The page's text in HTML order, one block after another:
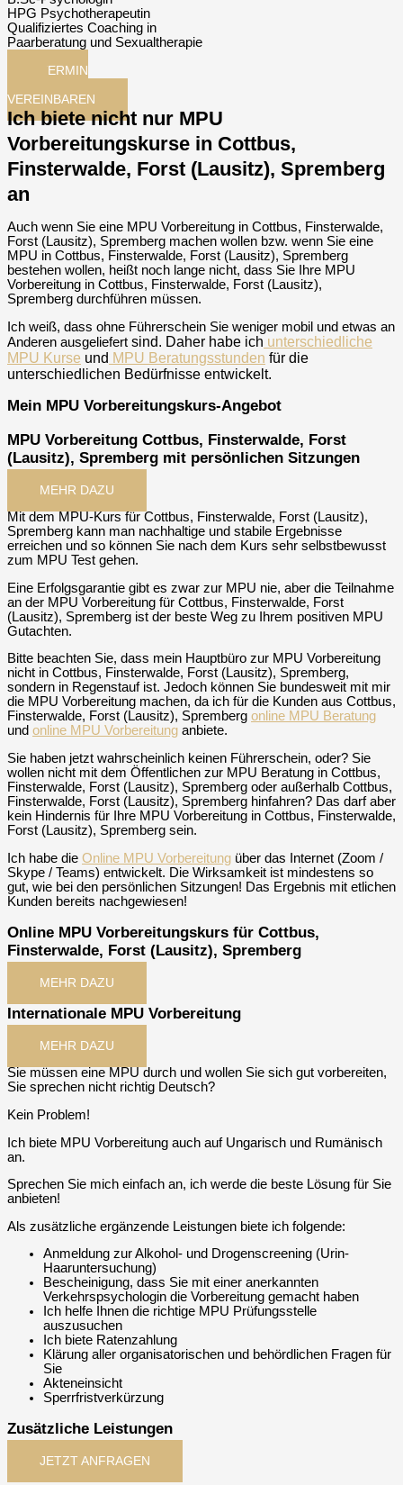
HPG Psychotherapeutin
Qualifiziertes Coaching in
Paarberatung und Sexualtherapie
TERMIN
VEREINBAREN
Ich biete nicht nur MPU
Vorbereitungskurse in Cottbus,
Finsterwalde, Forst (Lausitz), Spremberg
an
Auch wenn Sie eine MPU Vorbereitung in Cottbus, Finsterwalde,
Forst (Lausitz), Spremberg machen wollen bzw. wenn Sie eine
MPU in Cottbus, Finsterwalde, Forst (Lausitz), Spremberg
bestehen wollen, heißt noch lange nicht, dass Sie Ihre MPU
Vorbereitung in Cottbus, Finsterwalde, Forst (Lausitz),
Spremberg durchführen müssen.
Ich weiß, dass ohne Führerschein Sie weniger mobil und etwas an
Anderen ausgeliefert sind. Daher habe ich unterschiedliche
MPU Kurse und MPU Beratungsstunden für die
unterschiedlichen Bedürfnisse entwickelt.
Mein MPU Vorbereitungskurs-Angebot
MPU Vorbereitung Cottbus, Finsterwalde, Forst
(Lausitz), Spremberg mit persönlichen Sitzungen
MEHR DAZU
Mit dem MPU-Kurs für Cottbus, Finsterwalde, Forst (Lausitz),
Spremberg kann man nachhaltige und stabile Ergebnisse
erreichen und so können Sie nach dem Kurs sehr selbstbewusst
zum MPU Test gehen.
Eine Erfolgsgarantie gibt es zwar zur MPU nie, aber die Teilnahme
an der MPU Vorbereitung für Cottbus, Finsterwalde, Forst
(Lausitz), Spremberg ist der beste Weg zu Ihrem positiven MPU
Gutachten.
Bitte beachten Sie, dass mein Hauptbüro zur MPU Vorbereitung
nicht in Cottbus, Finsterwalde, Forst (Lausitz), Spremberg,
sondern in Regenstauf ist. Jedoch können Sie bundesweit mit mir
die MPU Vorbereitung machen, da ich für die Kunden aus Cottbus,
Finsterwalde, Forst (Lausitz), Spremberg online MPU Beratung
und online MPU Vorbereitung anbiete.
Sie haben jetzt wahrscheinlich keinen Führerschein, oder? Sie
wollen nicht mit dem Öffentlichen zur MPU Beratung in Cottbus,
Finsterwalde, Forst (Lausitz), Spremberg oder außerhalb Cottbus,
Finsterwalde, Forst (Lausitz), Spremberg hinfahren? Das darf aber
kein Hindernis für Ihre MPU Vorbereitung in Cottbus, Finsterwalde,
Forst (Lausitz), Spremberg sein.
Ich habe die Online MPU Vorbereitung über das Internet (Zoom /
Skype / Teams) entwickelt. Die Wirksamkeit ist mindestens so
gut, wie bei den persönlichen Sitzungen! Das Ergebnis mit etlichen
Kunden bereits nachgewiesen!
Online MPU Vorbereitungskurs für Cottbus,
Finsterwalde, Forst (Lausitz), Spremberg
MEHR DAZU
Internationale MPU Vorbereitung
MEHR DAZU
Sie müssen eine MPU durch und wollen Sie sich gut vorbereiten,
Sie sprechen nicht richtig Deutsch?
Kein Problem!
Ich biete MPU Vorbereitung auch auf Ungarisch und Rumänisch
an.
Sprechen Sie mich einfach an, ich werde die beste Lösung für Sie
anbieten!
Als zusätzliche ergänzende Leistungen biete ich folgende:
Anmeldung zur Alkohol- und Drogenscreening (Urin-
Haaruntersuchung)
Bescheinigung, dass Sie mit einer anerkannten
Verkehrspsychologin die Vorbereitung gemacht haben
Ich helfe Ihnen die richtige MPU Prüfungsstelle
auszusuchen
Ich biete Ratenzahlung
Klärung aller organisatorischen und behördlichen Fragen für
Sie
Akteneinsicht
Sperrfristverkürzung
Zusätzliche Leistungen
JETZT ANFRAGEN